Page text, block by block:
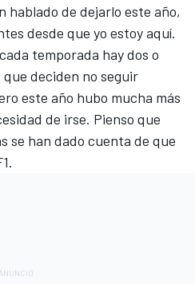
hablado de dejarlo este año,
desde que yo estoy aquí.
temporada hay dos o
deciden no seguir
este año hubo mucha más
de irse. Pienso que
se han dado cuenta de que